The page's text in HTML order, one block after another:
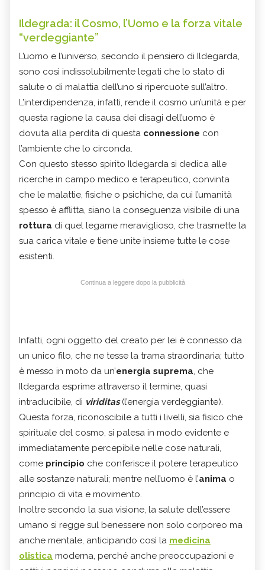
Ildegrada: il Cosmo, l’Uomo e la forza vitale
“verdeggiante”
L’uomo e l’universo, secondo il pensiero di Ildegarda,
sono così indissolubilmente legati che lo stato di
salute o di malattia dell’uno si ripercuote sull’altro.
L’interdipendenza, infatti, rende il cosmo un’unità e per
questa ragione la causa dei disagi dell’uomo è
dovuta alla perdita di questa connessione con
l’ambiente che lo circonda.
Con questo stesso spirito Ildegarda si dedica alle
ricerche in campo medico e terapeutico, convinta
che le malattie, fisiche o psichiche, da cui l’umanità
spesso è afflitta, siano la conseguenza visibile di una
rottura di quel legame meraviglioso, che trasmette la
sua carica vitale e tiene unite insieme tutte le cose
esistenti.
Continua a leggere dopo la pubblicità
Infatti, ogni oggetto del creato per lei è connesso da
un unico filo, che ne tesse la trama straordinaria; tutto
è messo in moto da un’energia suprema, che
Ildegarda esprime attraverso il termine, quasi
intraducibile, di viriditas(l’energia verdeggiante).
Questa forza, riconoscibile a tutti i livelli, sia fisico che
spirituale del cosmo, si palesa in modo evidente e
immediatamente percepibile nelle cose naturali,
come principio che conferisce il potere terapeutico
alle sostanze naturali; mentre nell’uomo è l’anima o
principio di vita e movimento.
Inoltre secondo la sua visione, la salute dell’essere
umano si regge sul benessere non solo corporeo ma
anche mentale, anticipando così la medicina
olistica moderna, perché anche preoccupazioni e